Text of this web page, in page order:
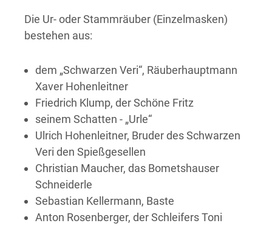
Die Ur- oder Stammräuber (Einzelmasken)
bestehen aus:
dem „Schwarzen Veri“, Räuberhauptmann
Xaver Hohenleitner
Friedrich Klump, der Schöne Fritz
seinem Schatten - „Urle“
Ulrich Hohenleitner, Bruder des Schwarzen
Veri den Spießgesellen
Christian Maucher, das Bometshauser
Schneiderle
Sebastian Kellermann, Baste
Anton Rosenberger, der Schleifers Toni